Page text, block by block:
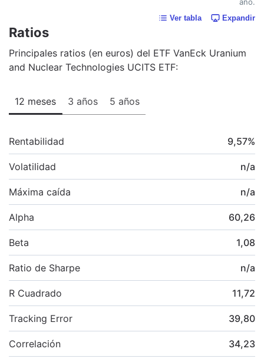
Ver tabla Expandir
Ratios
Principales ratios (en euros) del ETF VanEck Uranium
and Nuclear Technologies UCITS ETF:
12 meses 3 años 5 años
Rentabilidad 9,57%
Volatilidad n/a
Máxima caída n/a
Alpha 60,26
Beta 1,08
Ratio de Sharpe n/a
R Cuadrado 11,72
Tracking Error 39,80
Correlación 34,23